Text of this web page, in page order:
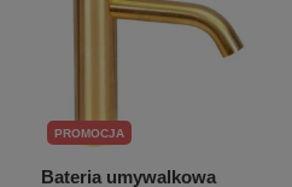
PROMOCJA
Bateria umywalkowa